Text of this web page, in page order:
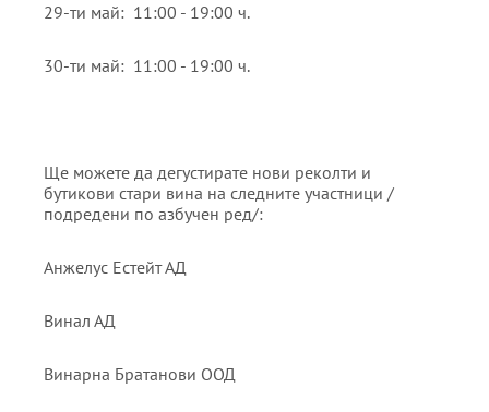
29-ти май: 11:00 - 19:00 ч.
30-ти май: 11:00 - 19:00 ч.
Ще можете да дегустирате нови реколти и
бутикови стари вина на следните участници /
подредени по азбучен ред/:
Анжелус Естейт АД
Винал АД
Винарна Братанови ООД